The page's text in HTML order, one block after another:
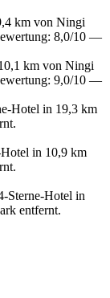
km von Ningi
8,0/10 —
km von Ningi
9,0/10 —
Hotel in 19,3 km
in 10,9 km
Sterne-Hotel in
entfernt.